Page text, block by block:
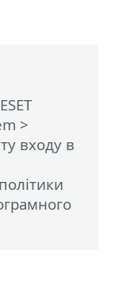
ESET
>
входу в